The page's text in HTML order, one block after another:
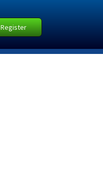
Register